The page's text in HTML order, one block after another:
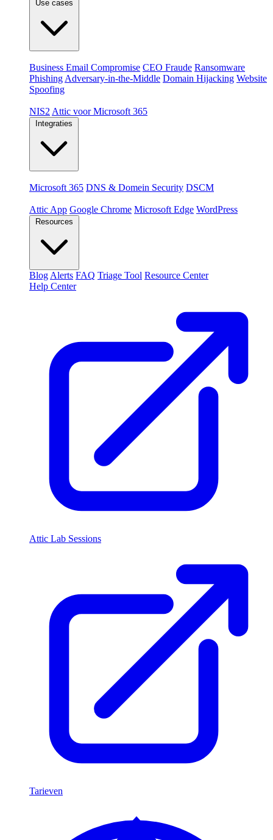
Business Email Compromise CEO Fraude Ransomware
Phishing Adversary-in-the-Middle Domain Hijacking Website
Spoofing
NIS2 Attic voor Microsoft 365
Microsoft 365 DNS & Domein Security DSCM
Attic App Google Chrome Microsoft Edge WordPress
Blog Alerts FAQ Triage Tool Resource Center
Help Center
Attic Lab Sessions
Tarieven